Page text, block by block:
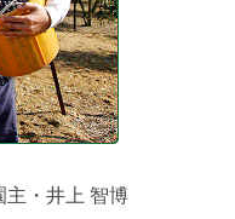
主・井上 智博